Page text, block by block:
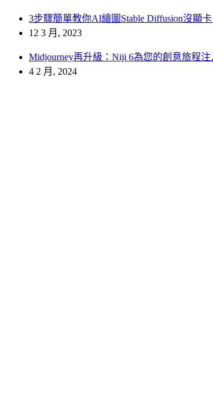
3步驟簡單教你AI繪圖Stable Diffusion沒顯
12 3 月, 2023
Midjourney再升級：Niji 6為您的創意旅程
4 2 月, 2024